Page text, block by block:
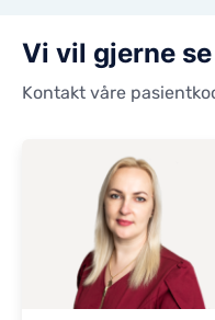
Vi vil gjerne
Kontakt våre